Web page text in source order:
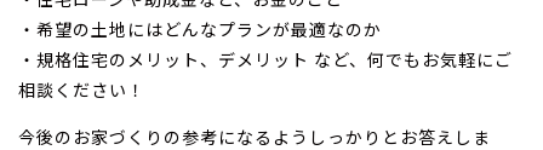
・希望の土地にはどんなプランが最適なのか
・規格住宅のメリット、デメリット など、何でもお気軽にご
相談ください！
今後のお家づくりの参考になるようしっかりとお答えしま